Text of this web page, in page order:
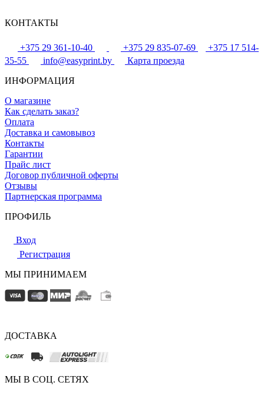
КОНТАКТЫ
+375 29 361-10-40 +375 29 835-07-69
+375 17 514-
35-55
info@easyprint.by
Карта проезда
ИНФОРМАЦИЯ
О магазине
Как сделать заказ?
Оплата
Доставка и самовывоз
Контакты
Гарантии
Прайс лист
Договор публичной оферты
Отзывы
Партнерская программа
ПРОФИЛЬ
Вход
Регистрация
МЫ ПРИНИМАЕМ
ДОСТАВКА
МЫ В СОЦ. СЕТЯХ